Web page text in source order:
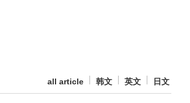
all article 韩文 英文 日文